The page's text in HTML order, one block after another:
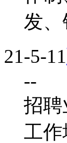
发、
21-5-11
--
招聘
工